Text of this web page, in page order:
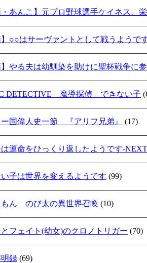
・あんこ】元プロ野球選手ケイネス、
】○○はサーヴァントとして戦うようで
】やる夫は幼馴染を助けに聖杯戦争に
DETECTIVE 魔導探偵 できない子
ー国偉人史一節 『アリフ兄弟』 (17)
は運命をひっくり返したようです-
い子は世界を変えるようです (99)
もん のび太の異世界召喚 (10)
とフェイト(幼女)のクロノトリガー (70)
明録 (69)